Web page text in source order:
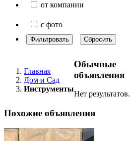
от компании
с фото
Фильтровать Сбросить
Главная
Дом и Cад
Инструменты
Обычные
объявления
Нет результатов.
Похожие объявления